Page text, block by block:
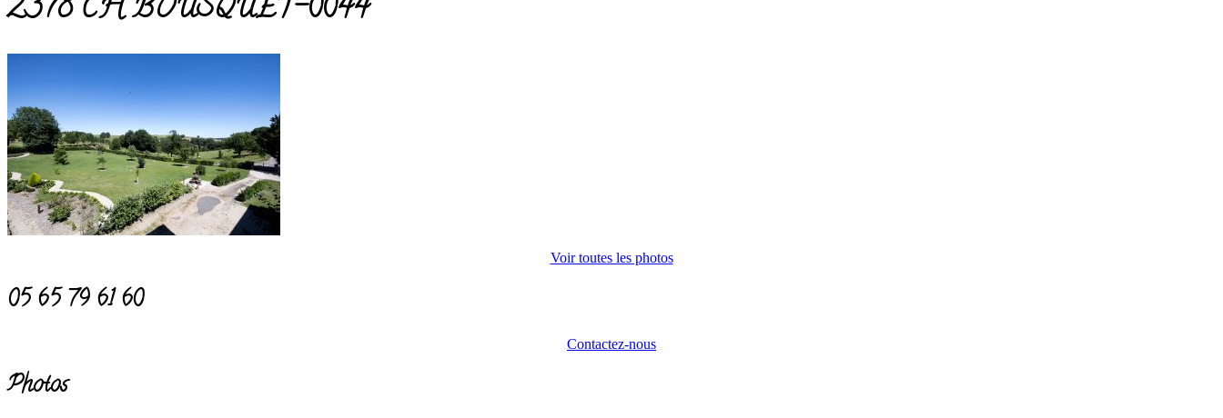
2378 CH BOUSQUET-0044
Voir toutes les photos
05 65 79 61 60
Contactez-nous
Photos